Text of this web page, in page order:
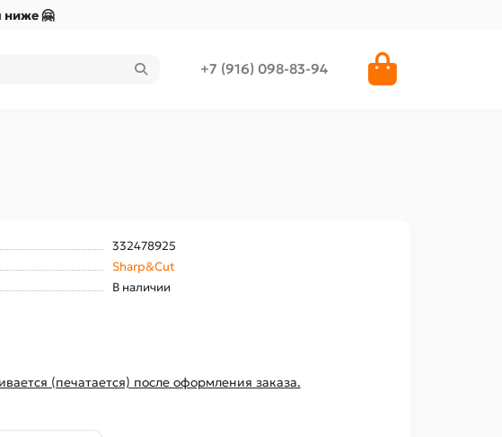
ниже 🤗
+7 (916) 098-83-94
332478925
Sharp&Cut
В наличии
(печатается) после оформления заказа.